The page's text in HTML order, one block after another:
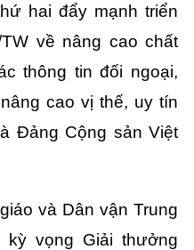
hai đẩy mạnh triển
về nâng cao chất
thông tin đối ngoại,
cao vị thế, uy tín
Đảng Cộng sản Việt
và Dân vận Trung
kỳ vọng Giải thưởng